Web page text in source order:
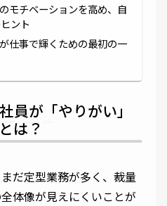
モチベーションを高め、自
ント
仕事で輝くための最初の一
員が「やりがい」
は？
だ定型業務が多く、裁量
体像が見えにくいことが